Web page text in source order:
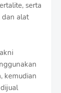
serta
dan alat
kemudian